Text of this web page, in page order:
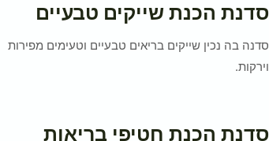
סדנת הכנת שייקים טבעיים
סדנה בה נכין שייקים בריאים טבעיים וטעימים מפירות
וירקות.
סדנת הכנת חטיפי בריאות